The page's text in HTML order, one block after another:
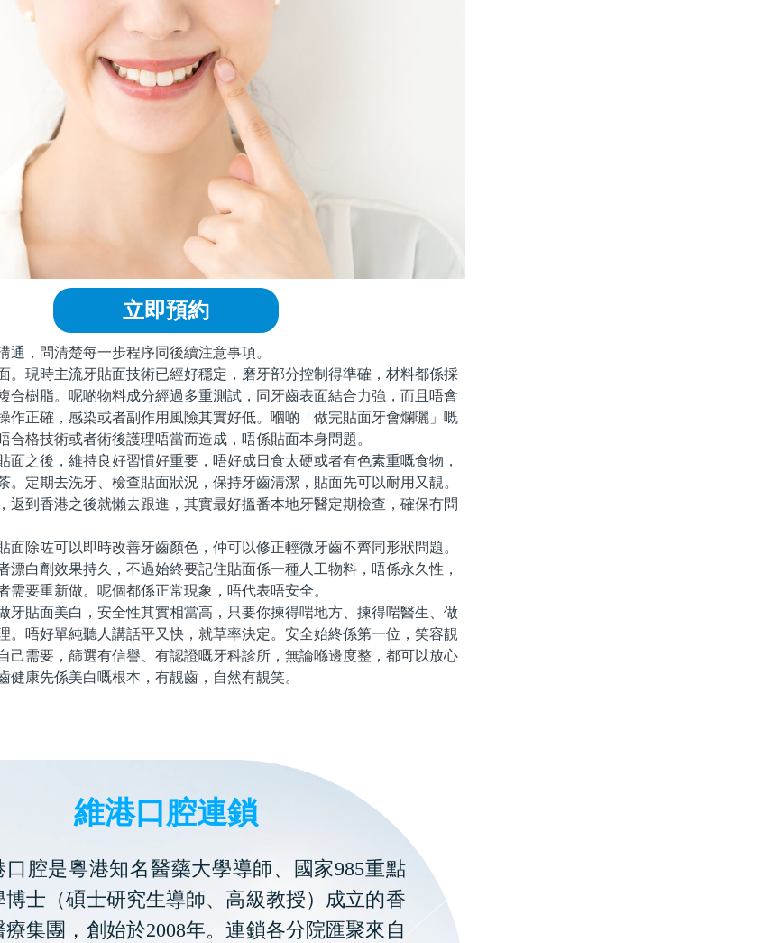
立即預約
，問清楚每一步程序同後續注意事項。
現時主流牙貼面技術已經好穩定，磨牙部分控制得準確，材料都係採
合樹脂。呢啲物料成分經過多重測試，同牙齒表面結合力強，而且唔會
作正確，感染或者副作用風險其實好低。嗰啲「做完貼面牙會爛曬」嘅
合格技術或者術後護理唔當而造成，唔係貼面本身問題。
之後，維持良好習慣好重要，唔好成日食太硬或者有色素重嘅食物，
。定期去洗牙、檢查貼面狀況，保持牙齒清潔，貼面先可以耐用又靚。
返到香港之後就懶去跟進，其實最好搵番本地牙醫定期檢查，確保冇問
除咗可以即時改善牙齒顏色，仲可以修正輕微牙齒不齊同形狀問題。
漂白劑效果持久，不過始終要記住貼面係一種人工物料，唔係永久性，
需要重新做。呢個都係正常現象，唔代表唔安全。
貼面美白，安全性其實相當高，只要你揀得啱地方、揀得啱醫生、做
。唔好單純聽人講話平又快，就草率決定。安全始終係第一位，笑容靚
己需要，篩選有信譽、有認證嘅牙科診所，無論喺邊度整，都可以放心
健康先係美白嘅根本，有靚齒，自然有靚笑。
維港口腔連鎖
口腔是粵港知名醫藥大學導師、國家985重點
博士（碩士研究生導師、高級教授）成立的香
集團，創始於2008年。連鎖各分院匯聚來自